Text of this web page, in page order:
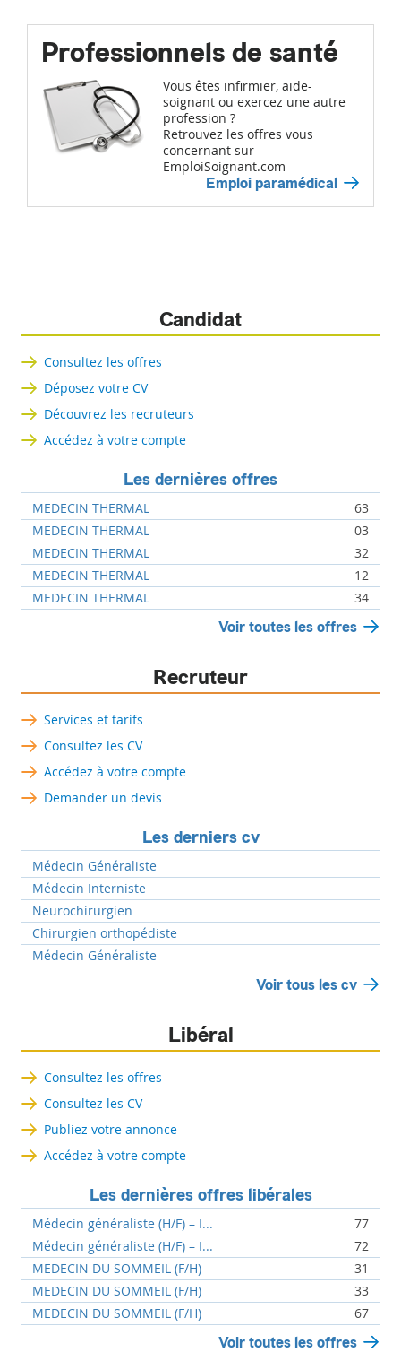
Professionnels de santé
Vous êtes infirmier, aide-
soignant ou exercez une autre
profession ?
Retrouvez les offres vous
concernant sur
EmploiSoignant.com
Emploi paramédical
Candidat
Consultez les offres
Déposez votre CV
Découvrez les recruteurs
Accédez à votre compte
Les dernières offres
MEDECIN THERMAL
63
MEDECIN THERMAL
03
MEDECIN THERMAL
32
MEDECIN THERMAL
12
MEDECIN THERMAL
34
Voir toutes les offres
Recruteur
Services et tarifs
Consultez les CV
Accédez à votre compte
Demander un devis
Les derniers cv
Médecin Généraliste
Médecin Interniste
Neurochirurgien
Chirurgien orthopédiste
Médecin Généraliste
Voir tous les cv
Libéral
Consultez les offres
Consultez les CV
Publiez votre annonce
Accédez à votre compte
Les dernières offres libérales
Médecin généraliste (H/F) – I...
77
Médecin généraliste (H/F) – I...
72
MEDECIN DU SOMMEIL (F/H)
31
MEDECIN DU SOMMEIL (F/H)
33
MEDECIN DU SOMMEIL (F/H)
67
Voir toutes les offres